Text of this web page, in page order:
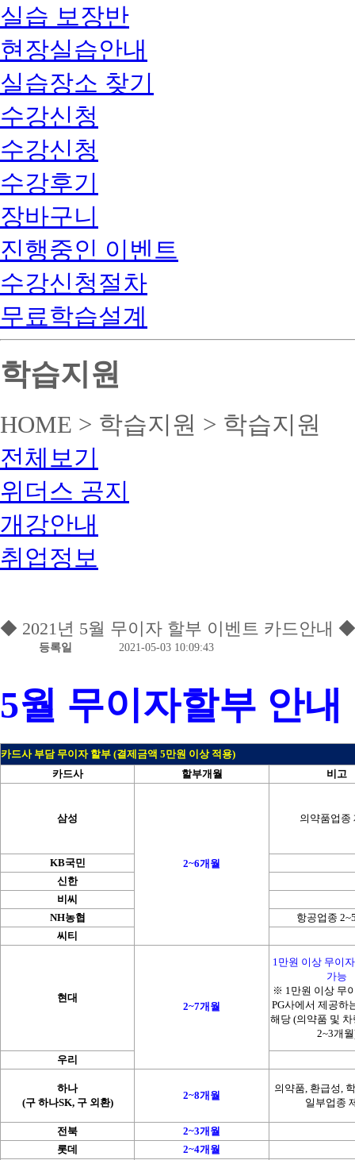
실습 보장반
현장실습안내
실습장소 찾기
수강신청
수강신청
수강후기
장바구니
진행중인 이벤트
수강신청절차
무료학습설계
학습지원
HOME > 학습지원 > 학습지원
전체보기
위더스 공지
개강안내
취업정보
◆ 2021년 5월 무이자 할부 이벤트 카드안내 ◆
등록일 2021-05-03 10:09:43
5월 무이자할부 안내
카드사 부담 무이자 할부 (결제금액 5만원 이상 적용)
카드사
할부개월 비고
삼성
2~6개월
의약품업종
KB국민
신한
비씨
NH농협
항공업종
씨티
현대
2~7개월
1만원 이상 무이
가능
※ 1만원 이상 무
PG사에서 제공하
해당 (의약품 및
2~3개
우리
하나
(구 하나SK, 구 외환)
2~8개월
의약품, 환급성,
일부업종
전북
2~3개월
롯데
2~4개월